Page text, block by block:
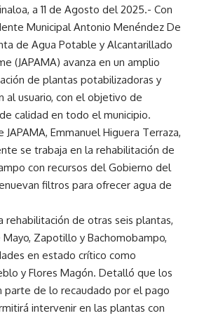
a 11 de Agosto del 2025.- Con
Municipal Antonio Menéndez De
de Agua Potable y Alcantarillado
(JAPAMA) avanza en un amplio
de plantas potabilizadoras y
al usuario, con el objetivo de
calidad en todo el municipio.
JAPAMA, Emmanuel Higuera Terraza,
se trabaja en la rehabilitación de
con recursos del Gobierno del
filtros para ofrecer agua de
rehabilitación de otras seis plantas,
Mayo, Zapotillo y Bachomobampo,
en estado crítico como
y Flores Magón. Detalló que los
parte de lo recaudado por el pago
intervenir en las plantas con